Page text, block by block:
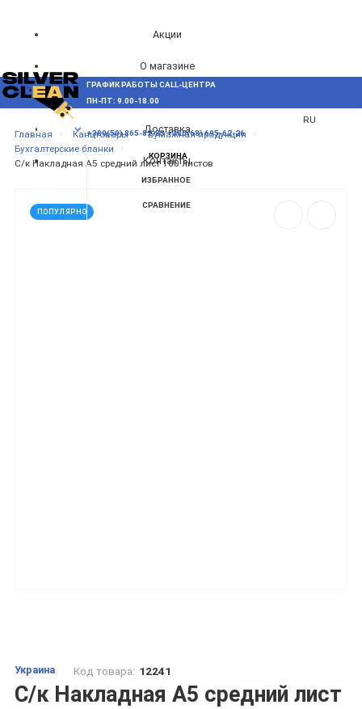
Акции
О магазине
Блог
Доставка
Контакты
RU
МЕНЮ
ГРАФИК РАБОТЫ CALL-ЦЕНТРА
ПН-ПТ: 9.00-18.00
+380(50) 865-82-83+380(68) 695-62-26
КОРЗИНА
ИЗБРАННОЕ
СРАВНЕНИЕ
Главная Канцтовары
Бумажная продукция
Бухгалтерские бланки
С/к Накладная А5 средний лист 100 листов
ПОПУЛЯРНО
Украина Код товара: 12241
С/к Накладная А5 средний лист